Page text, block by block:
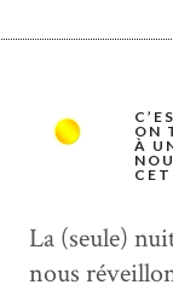
ON
À
La (seule)
nous